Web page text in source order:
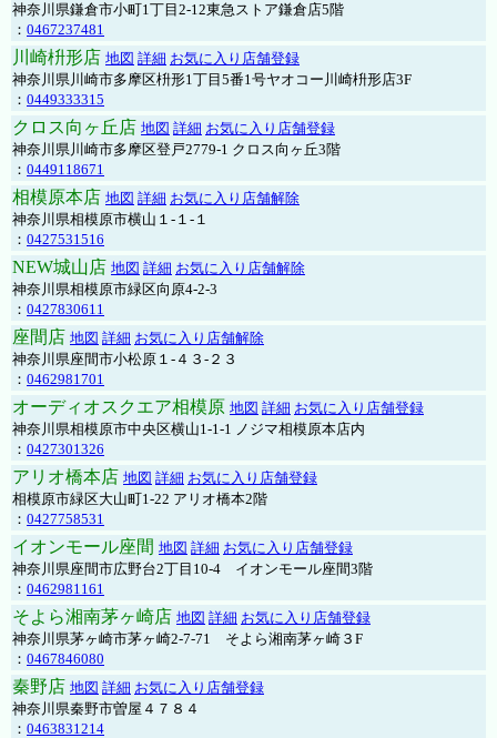
神奈川県鎌倉市小町1丁目2-12東急ストア鎌倉店5階
： 0467237481
川崎枡形店 地図 詳細 お気に入り店舗登録
神奈川県川崎市多摩区枡形1丁目5番1号ヤオコー川崎枡形店3F
： 0449333315
クロス向ヶ丘店 地図 詳細 お気に入り店舗登録
神奈川県川崎市多摩区登戸2779-1 クロス向ヶ丘3階
： 0449118671
相模原本店 地図 詳細 お気に入り店舗解除
神奈川県相模原市横山１-１-１
： 0427531516
NEW城山店 地図 詳細 お気に入り店舗解除
神奈川県相模原市緑区向原4-2-3
： 0427830611
座間店 地図 詳細 お気に入り店舗解除
神奈川県座間市小松原１-４３-２３
： 0462981701
オーディオスクエア相模原 地図 詳細 お気に入り店舗登録
神奈川県相模原市中央区横山1-1-1 ノジマ相模原本店内
： 0427301326
アリオ橋本店 地図 詳細 お気に入り店舗登録
相模原市緑区大山町1-22 アリオ橋本2階
： 0427758531
イオンモール座間 地図 詳細 お気に入り店舗登録
神奈川県座間市広野台2丁目10-4 イオンモール座間3階
： 0462981161
そよら湘南茅ヶ崎店 地図 詳細 お気に入り店舗登録
神奈川県茅ヶ崎市茅ヶ崎2‐7‐71 そよら湘南茅ヶ崎３F
： 0467846080
秦野店 地図 詳細 お気に入り店舗登録
神奈川県秦野市曽屋４７８４
： 0463831214